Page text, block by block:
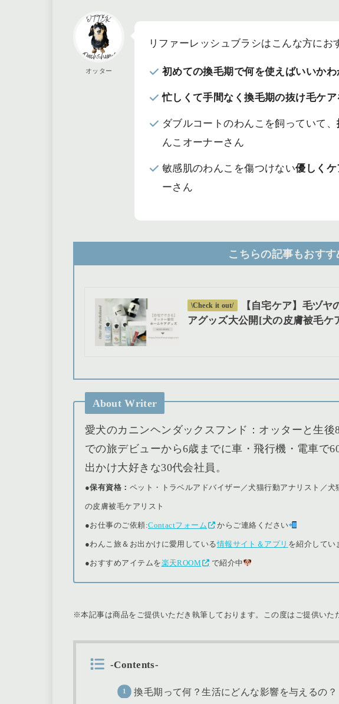
オッター
リファーレッシュブラシはこんな方にお
初めての換毛期で何を使えばいいか
忙しくて手間なく換毛期の抜け毛ケア
ダブルコートのわんこを飼っていて、
んこオーナーさん
敏感肌のわんこを傷つけない優しく
ーさん
こちらの記事もおすす
\Check it out/
【自宅ケア】毛ヅ
アグッズ大公開[犬の皮膚被毛ケ
About Writer
愛犬のカニンヘンダックスフンド：オッターと生後
での旅デビューから6歳までに車・飛行機・電車で
出かけ大好きな30代会社員。
●保有資格： ペット・トラベルアドバイザー／犬猫行動アナリスト／
の皮膚被毛ケアリスト
●お仕事のご依頼:Contactフォーム からご連絡ください
●わんこ旅＆お出かけに愛用している情報サイト＆アプリ を紹介してい
●おすすめアイテムを楽天ROOM で紹介中
※本記事は商品をご提供いただき執筆しております。この度はご提供いた
-Contents-
換毛期って何？生活にどんな影響を与えるの？